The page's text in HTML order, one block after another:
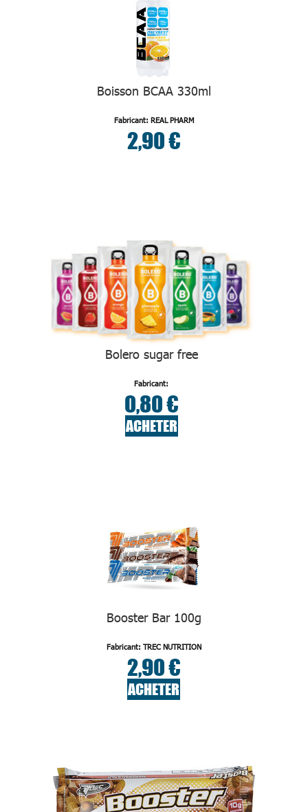
Boisson BCAA 330ml
Fabricant: REAL PHARM
2,90 €
Bolero sugar free
Fabricant:
0,80 €
ACHETER
Booster Bar 100g
Fabricant: TREC NUTRITION
2,90 €
ACHETER